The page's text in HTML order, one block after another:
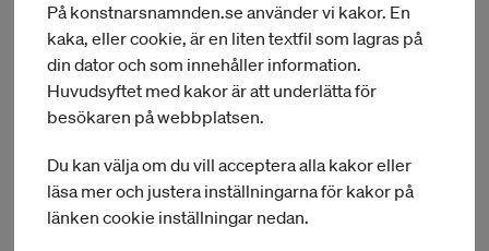
begränsad verksamhet bör tillåtas i ett vilande företag i
de fall det syftar till att återuppta verksamheten,
beräkningen av inkomsten bör göras på motsvarande sätt
som för sjukpenninggrundande inkomst,
konstnärer med oregelbundna arbetsförhållanden, ofta
förenat med låga inkomster, kan fastna i en ordning där
de utförsäkras efter 100 dagar,
På konstnarsnamnden.se använder vi kakor. En
kaka, eller cookie, är en liten textfil som lagras på
din dator och som innehåller information.
Huvudsyftet med kakor är att underlätta för
besökaren på webbplatsen.
Du kan välja om du vill acceptera alla kakor eller
läsa mer och justera inställningarna för kakor på
länken cookie inställningar nedan.